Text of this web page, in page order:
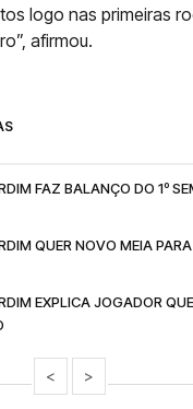
logo nas primeiras
afirmou.
FAZ BALANÇO DO 1º
QUER NOVO MEIA
EXPLICA JOGADOR
< >